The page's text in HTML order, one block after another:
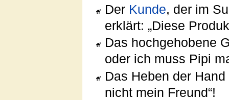
Der Kunde, der im
erklärt: „Diese
Das hochgehobene
oder ich muss Pipi
Das Heben der
nicht mein Freund“!